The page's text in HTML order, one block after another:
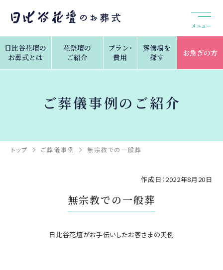
メニュー
日比谷花壇の
お葬式とは
花祭壇の
ご紹介
プラン・
費用
葬儀場を
探す
お急ぎの方
ご葬儀事例のご紹介
トップ ご葬儀事例 無宗教での一般葬
作成日：2022年8月20日
無宗教での一般葬
⽇⽐⾕花壇がお⼿伝いしたお客さまの実例